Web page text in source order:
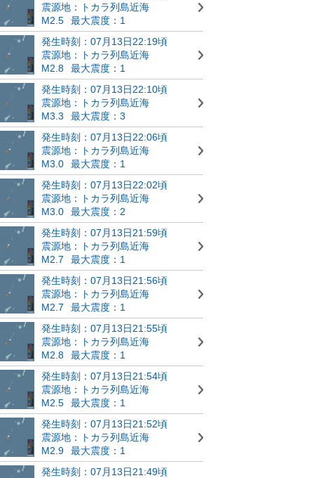
震源地：トカラ列島近海
M2.5
最大震度：1
発生時刻：07月13日22:19頃
震源地：トカラ列島近海
M2.8
最大震度：1
発生時刻：07月13日22:10頃
震源地：トカラ列島近海
M3.3
最大震度：3
発生時刻：07月13日22:06頃
震源地：トカラ列島近海
M3.0
最大震度：1
発生時刻：07月13日22:02頃
震源地：トカラ列島近海
M3.0
最大震度：2
発生時刻：07月13日21:59頃
震源地：トカラ列島近海
M2.7
最大震度：1
発生時刻：07月13日21:56頃
震源地：トカラ列島近海
M2.7
最大震度：1
発生時刻：07月13日21:55頃
震源地：トカラ列島近海
M2.8
最大震度：1
発生時刻：07月13日21:54頃
震源地：トカラ列島近海
M2.5
最大震度：1
発生時刻：07月13日21:52頃
震源地：トカラ列島近海
M2.9
最大震度：1
発生時刻：07月13日21:49頃